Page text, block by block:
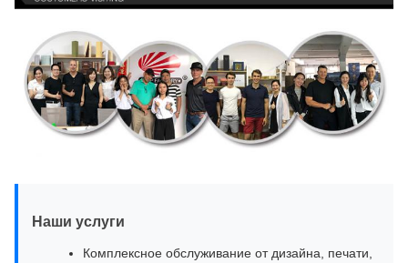
Наши услуги
Комплексное обслуживание от дизайна, печати,